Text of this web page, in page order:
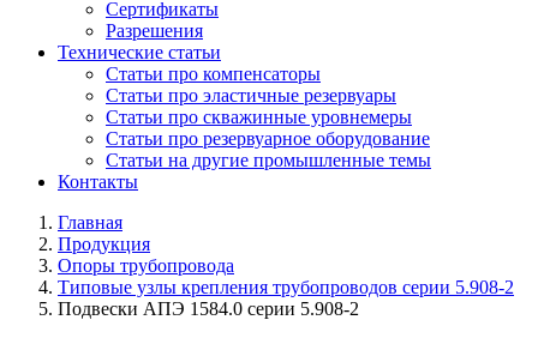
Сертификаты
Разрешения
Технические статьи
Статьи про компенсаторы
Статьи про эластичные резервуары
Статьи про скважинные уровнемеры
Статьи про резервуарное оборудование
Статьи на другие промышленные темы
Контакты
Главная
Продукция
Опоры трубопровода
Типовые узлы крепления трубопроводов серии 5.908-2
Подвески АПЭ 1584.0 серии 5.908-2